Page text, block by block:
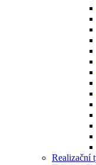
Realizační